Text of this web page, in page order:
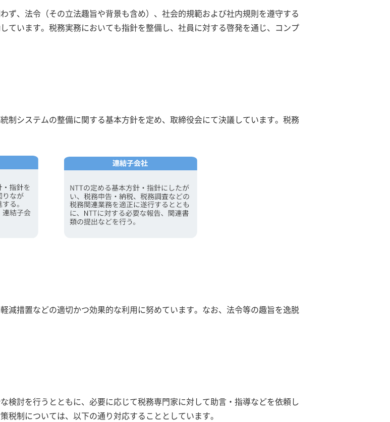
ず、法令（その立法趣旨や背景も含め）、社会的規範および社内規則を遵守する
ています。税務実務においても指針を整備し、社員に対する啓発を通じ、コンプ
制システムの整備に関する基本方針を定め、取締役会にて決議しています。税務
減措置などの適切かつ効果的な利用に努めています。なお、法令等の趣旨を逸脱
検討を行うとともに、必要に応じて税務専門家に対して助言・指導などを依頼し
制については、以下の通り対応することとしています。